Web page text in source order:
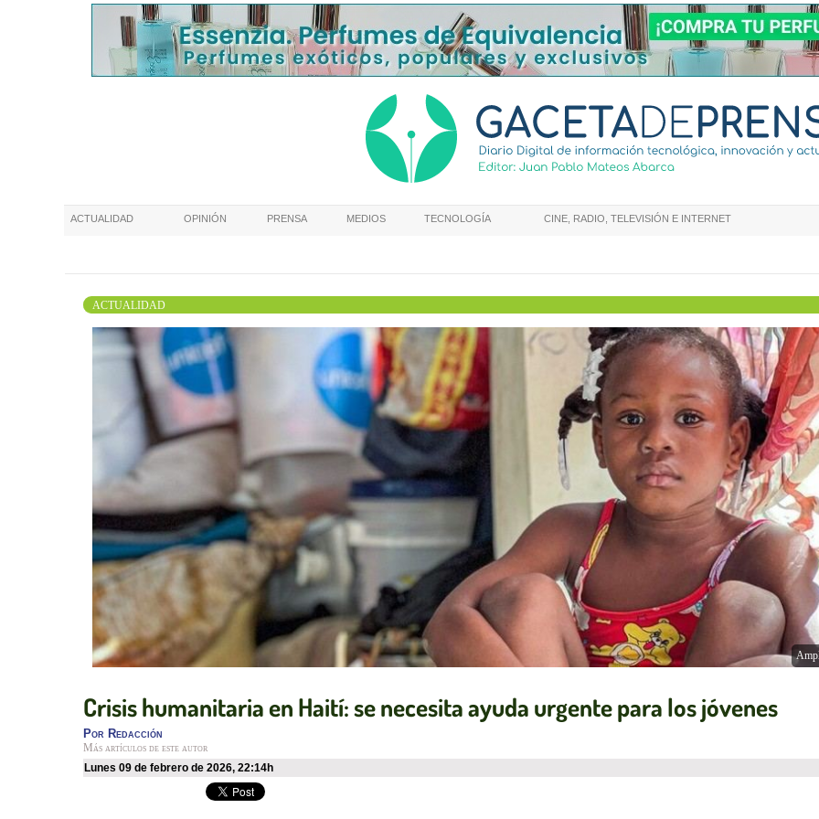
ACTUALIDAD OPINIÓN PRENSA MEDIOS TECNOLOGÍA CINE, RADIO, TELEVISIÓN E INTERNET
ACTUALIDAD
Crisis humanitaria en Haití: se necesita ayuda urgente para los jóvenes
Por Redacción
Más artículos de este autor
lunes 09 de febrero de 2026, 22:14h